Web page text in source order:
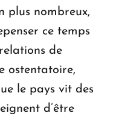
plus nombreux,
ce temps
de
ostentatoire,
le pays vit des
d’être